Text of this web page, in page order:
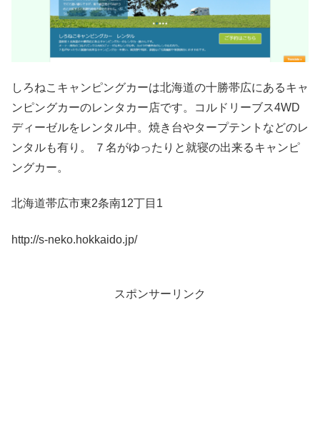
しろねこキャンピングカーは北海道の十勝帯広にあるキャ
ンピングカーのレンタカー店です。コルドリーブス4WD
ディーゼルをレンタル中。焼き台やタープテントなどのレ
ンタルも有り。 ７名がゆったりと就寝の出来るキャンピ
ングカー。
北海道帯広市東2条南12丁目1
http://s-neko.hokkaido.jp/
スポンサーリンク